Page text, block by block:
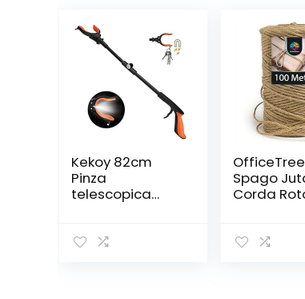
Kekoy 82cm
Pinza
telescopica
Raccoglitore di
Spago
Corda
il Giardino,